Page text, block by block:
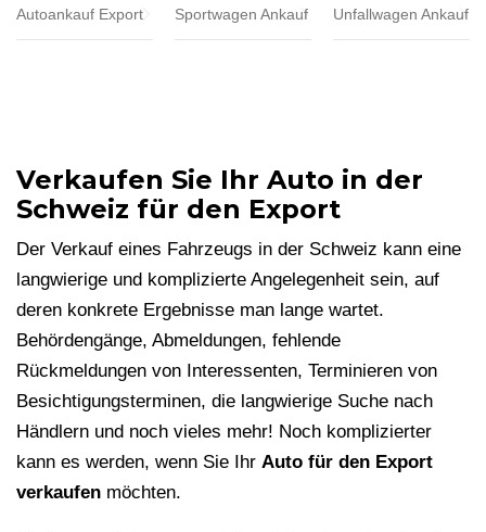
Autoankauf Export Sportwagen Ankauf Unfallwagen Ankauf
Verkaufen Sie Ihr Auto in der
Schweiz für den Export
Der Verkauf eines Fahrzeugs in der Schweiz kann eine
langwierige und komplizierte Angelegenheit sein, auf
deren konkrete Ergebnisse man lange wartet.
Behördengänge, Abmeldungen, fehlende
Rückmeldungen von Interessenten, Terminieren von
Besichtigungsterminen, die langwierige Suche nach
Händlern und noch vieles mehr! Noch komplizierter
kann es werden, wenn Sie Ihr Auto für den Export
verkaufen möchten.